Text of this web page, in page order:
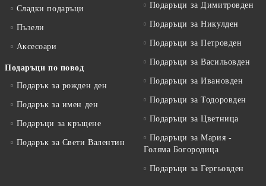
Сладки подаръци
Пъзели
Аксесоари
Подаръци по повод
Подарък за рожден ден
Подарък за имен ден
Подаръци за кръщене
Подарък за Свети Валентин
Подаръци за Димитровден
Подаръци за Никулден
Подаръци за Петровден
Подаръци за Васильовден
Подаръци за Ивановден
Подаръци за Тодоровден
Подаръци за Цветница
Подаръци за Мария -
Голяма Богородица
Подаръци за Гергьовден